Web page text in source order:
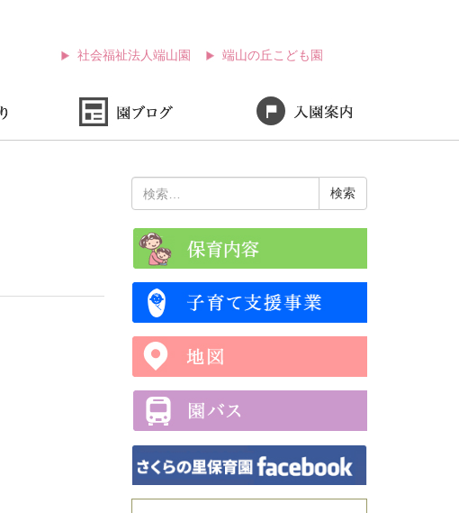
社会福祉法人端山園 端山の丘こども園
索: